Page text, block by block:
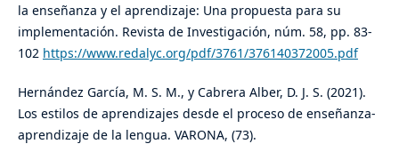
la enseñanza y el aprendizaje: Una propuesta para su
implementación. Revista de Investigación, núm. 58, pp. 83-
102 https://www.redalyc.org/pdf/3761/376140372005.pdf
Hernández García, M. S. M., y Cabrera Alber, D. J. S. (2021).
Los estilos de aprendizajes desde el proceso de enseñanza-
aprendizaje de la lengua. VARONA, (73).